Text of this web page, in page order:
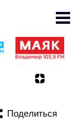
Поделиться